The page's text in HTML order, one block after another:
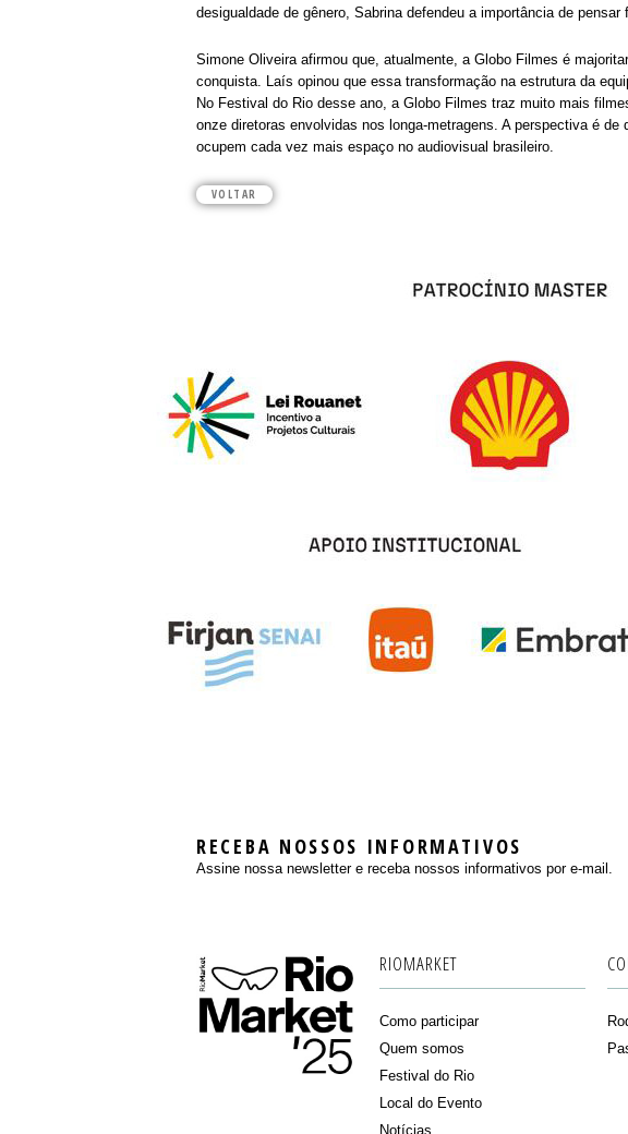
desigualdade de gênero, Sabrina defendeu a importância de
Simone Oliveira afirmou que, atualmente, a Globo Filmes é
conquista. Laís opinou que essa transformação na estrutura da
No Festival do Rio desse ano, a Globo Filmes traz muito mais
onze diretoras envolvidas nos longa-metragens. A perspectiva é
ocupem cada vez mais espaço no audiovisual brasileiro.
VOLTAR
RECEBA NOSSOS INFORMATIVOS
Assine nossa newsletter e receba nossos informativos por e-mail.
RIOMARKET
Como participar
Quem somos
Festival do Rio
Local do Evento
Notícias